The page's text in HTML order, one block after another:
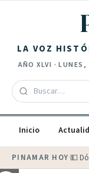
LA VOZ
AÑOXLVI ·LUNES,
Inicio
PINAMAR HOY·💵